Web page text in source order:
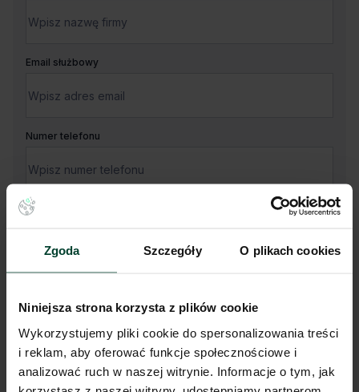
Zgoda Szczegóły O plikach cookies
Niniejsza strona korzysta z plików cookie
Wykorzystujemy pliki cookie do spersonalizowania treści
i reklam, aby oferować funkcje społecznościowe i
analizować ruch w naszej witrynie. Informacje o tym, jak
Email służbowy
Numer telefonu
Twoja wiadomość
Administratorem Państwa danych osobowych jest CBRE sp. z o.
o. z siedzibą w Warszawie, Rondo Daszyńskiego 1, 00-843
Warszawa (dalej „Administrator”).